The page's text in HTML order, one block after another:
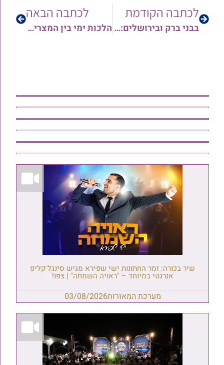
לכתבה הקודמת
בבני ברק ובירושלים: הילולת גאון ישראל מרן רבינו יוסף צובירי זצוק"ל | כל הפרטים
לכתבה הבאה
הלכות ימי בין המצרים ותשעה באב | הרב אברהם אבידר
שיר בכורה: זמר החתונות ישי שפירא מגיש סינגל־קליפ
אנרגטי במיוחד – "ראויה השמחה" | צפו!
מערכת המאורות03/08/2026